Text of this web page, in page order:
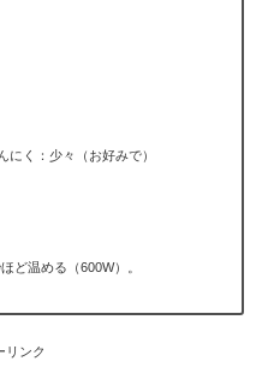
にく：少々（お好みで）
ど温める（600W）。
リンク